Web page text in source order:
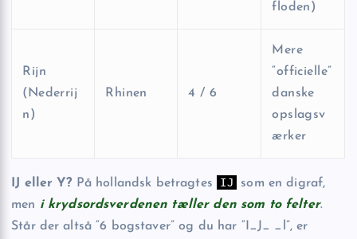
floden)
Rijn
(Nederrij
n)
Rhinen 4 / 6
Mere
“officielle”
danske
opslagsv
ærker
IJ eller Y? På hollandsk betragtes IJ
som en digraf,
men i krydsords­verdenen tæller den som to felter.
Står der altså “6 bogstaver” og du har “I_J_ _l”, er